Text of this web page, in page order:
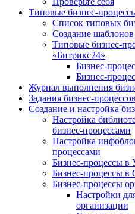
Типовые бизнес-
Список типовых
Создание
Типовые бизнес-
«Битрикс24»
Бизнес-
Бизнес-
Журнал выполнения
Задания бизнес-процессов
Создание и настройка
Настройка
бизнес-процессами
Настройка
процессами
Бизнес-процессы в
Бизнес-процессы в
Бизнес-процессы
Настройки
организации